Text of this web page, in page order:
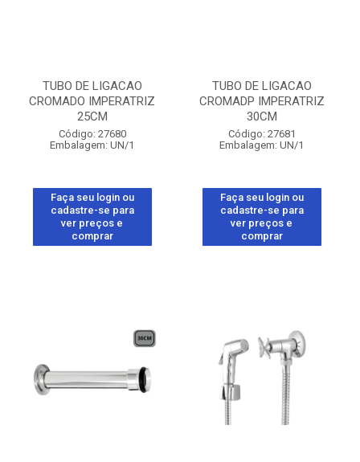
TUBO DE LIGACAO
CROMADO IMPERATRIZ
25CM
Código: 27680
Embalagem: UN/1
Faça seu login ou
cadastre-se para
ver preços e
comprar
TUBO DE LIGACAO
CROMADP IMPERATRIZ
30CM
Código: 27681
Embalagem: UN/1
Faça seu login ou
cadastre-se para
ver preços e
comprar